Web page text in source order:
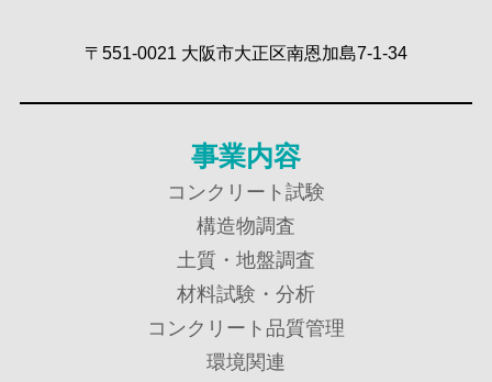
〒551-0021 大阪市大正区南恩加島7-1-34
事業内容
コンクリート試験
構造物調査
土質・地盤調査
材料試験・分析
コンクリート品質管理
環境関連